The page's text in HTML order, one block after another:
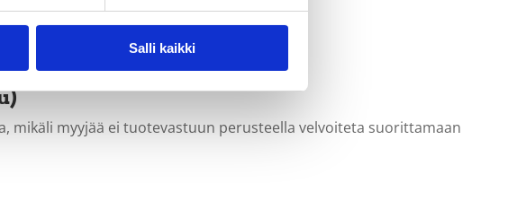
Salli kaikki
välillisiä vahinkoja.
mikäli myyjää ei tuotevastuun perusteella velvoiteta suorittamaan